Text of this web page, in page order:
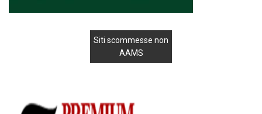
Siti scommesse non
AAMS